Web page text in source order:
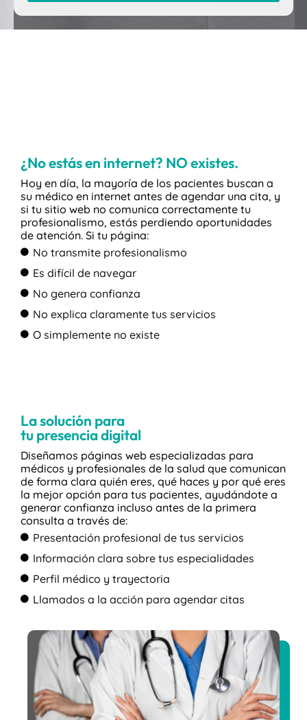
¿No estás en internet? NO existes.
Hoy en día, la mayoría de los pacientes buscan a
su médico en internet antes de agendar una cita, y
si tu sitio web no comunica correctamente tu
profesionalismo, estás perdiendo oportunidades
de atención. Si tu página:
No transmite profesionalismo
Es difícil de navegar
No genera confianza
No explica claramente tus servicios
O simplemente no existe
La solución para
tu presencia digital
Diseñamos páginas web especializadas para
médicos y profesionales de la salud que comunican
de forma clara quién eres, qué haces y por qué eres
la mejor opción para tus pacientes, ayudándote a
generar confianza incluso antes de la primera
consulta a través de:
Presentación profesional de tus servicios
Información clara sobre tus especialidades
Perfil médico y trayectoria
Llamados a la acción para agendar citas